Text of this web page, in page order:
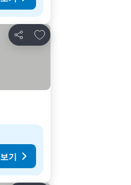
공유
즐겨찾기에 추가
기